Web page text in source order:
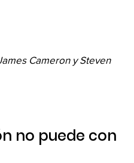
Cameron y Steven
no puede con